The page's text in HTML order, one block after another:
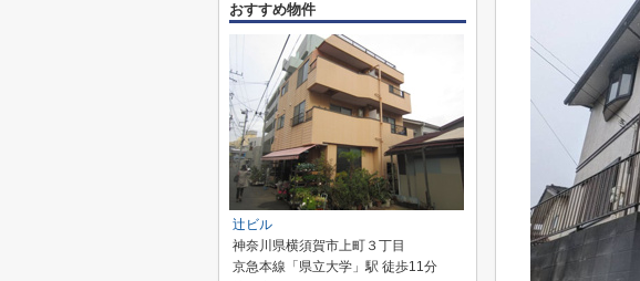
おすすめ物件
辻ビル
神奈川県横須賀市上町３丁目
京急本線「県立大学」駅 徒歩11分